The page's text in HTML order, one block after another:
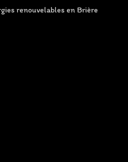
renouvelables en Brière